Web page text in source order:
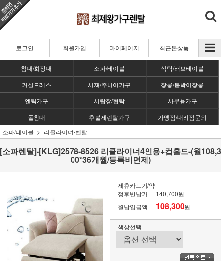
로그인 회원가입 마이페이지 최근본상품
침대/화장대 소파/테이블
식탁/러브테이블
거실드레스
서재/주니어가구
장롱/붙박이장롱
엔틱가구
서랍장/협탁
사무용가구
돌침대
후불제렌탈가구
가맹점/대리점문의
소파/테이블
리클라이너-렌탈
[소파렌탈]-[KLG]2578-8526 리클라이너4인용+컵홀드-(월108,3
00*36개월/등록비면제)
제휴카드가/약
정후반납가
140,700원
월납입금액
108,300원
색상선택